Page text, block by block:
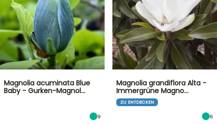
Magnolia acuminata Blue
Baby - Gurken-Magnol…
9
Magnolia grandiflora Alta -
Immergrüne Magno…
ZU ENTDECKEN
6